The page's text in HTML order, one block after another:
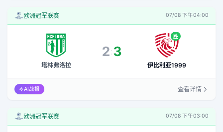
欧洲冠军联赛 07/08 下午04:00
塔林弗洛拉
2:3
胜
伊比利亚1999
AI战报 查看详情
欧洲冠军联赛 07/08 下午03:00